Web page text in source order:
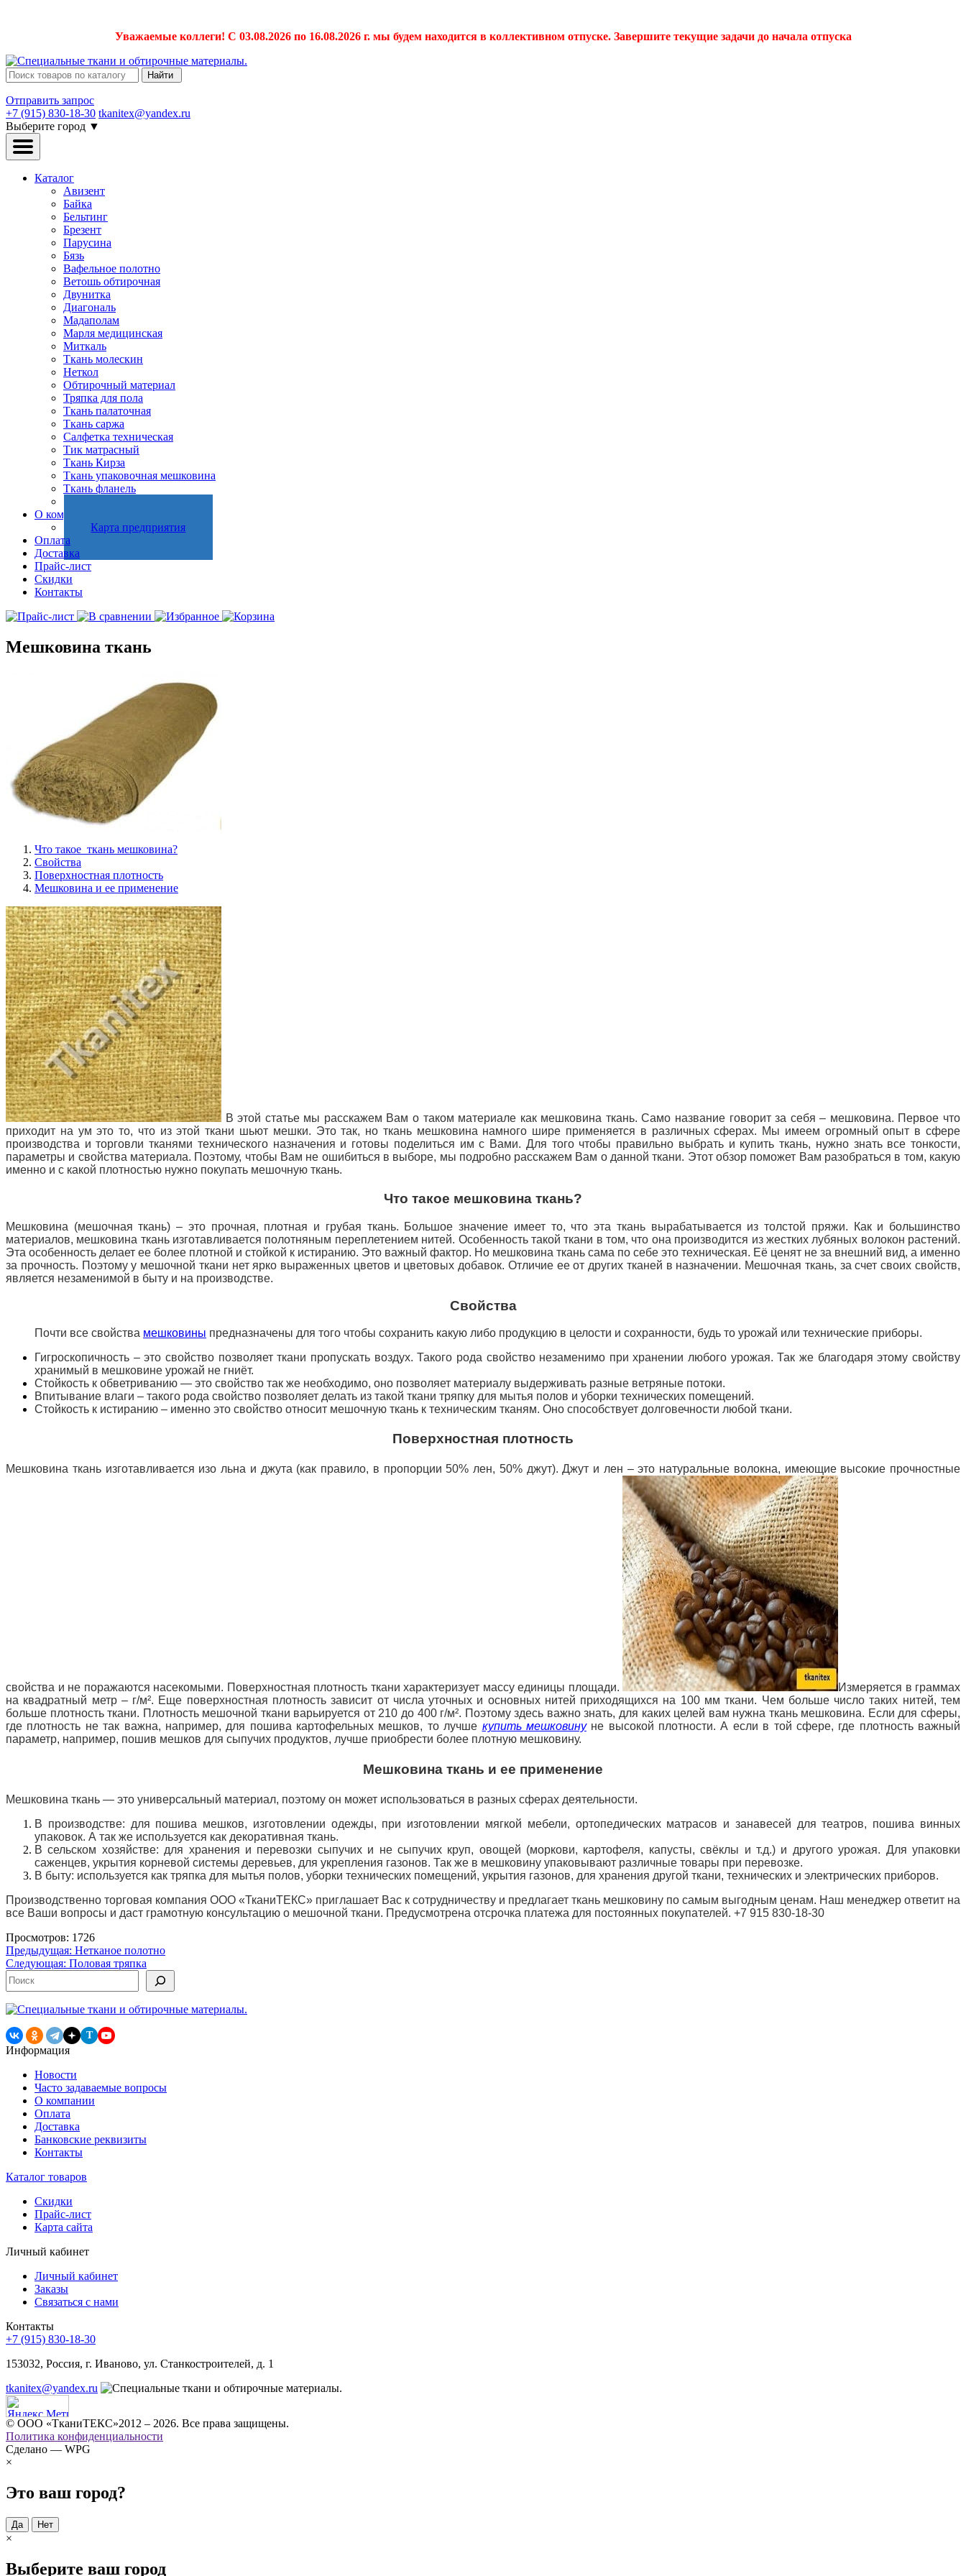
Уважаемые коллеги! С 03.08.2026 по 16.08.2026 г. мы будем находится в коллективном отпуске. Завершите текущие задачи до начала отпуска
Найти
Отправить запрос
+7 (915) 830-18-30 tkanitex@yandex.ru
Выберите город ▼
Каталог
Авизент
Байка
Бельтинг
Брезент
Парусина
Бязь
Вафельное полотно
Ветошь обтирочная
Двунитка
Диагональ
Мадаполам
Марля медицинская
Миткаль
Ткань молескин
Неткол
Обтирочный материал
Тряпка для пола
Ткань палаточная
Ткань саржа
Салфетка техническая
Тик матрасный
Ткань Кирза
Ткань упаковочная мешковина
Ткань фланель
О компании
Карта предприятия
Оплата
Доставка
Прайс-лист
Скидки
Контакты
Мешковина ткань
Что такое ткань мешковина?
Свойства
Поверхностная плотность
Мешковина и ее применение
В этой статье мы расскажем Вам о таком материале как мешковина ткань. Само название говорит за себя – мешковина. Первое что
приходит на ум это то, что из этой ткани шьют мешки. Это так, но ткань мешковина намного шире применяется в различных сферах. Мы имеем огромный опыт в сфере
производства и торговли тканями технического назначения и готовы поделиться им с Вами. Для того чтобы правильно выбрать и купить ткань, нужно знать все тонкости,
параметры и свойства материала. Поэтому, чтобы Вам не ошибиться в выборе, мы подробно расскажем Вам о данной ткани. Этот обзор поможет Вам разобраться в том, какую
именно и с какой плотностью нужно покупать мешочную ткань.
Что такое мешковина ткань?
Мешковина (мешочная ткань) – это прочная, плотная и грубая ткань. Большое значение имеет то, что эта ткань вырабатывается из толстой пряжи. Как и большинство
материалов, мешковина ткань изготавливается полотняным переплетением нитей. Особенность такой ткани в том, что она производится из жестких лубяных волокон растений.
Эта особенность делает ее более плотной и стойкой к истиранию. Это важный фактор. Но мешковина ткань сама по себе это техническая. Её ценят не за внешний вид, а именно
за прочность. Поэтому у мешочной ткани нет ярко выраженных цветов и цветовых добавок. Отличие ее от других тканей в назначении. Мешочная ткань, за счет своих свойств,
является незаменимой в быту и на производстве.
Свойства
Почти все свойства мешковины предназначены для того чтобы сохранить какую либо продукцию в целости и сохранности, будь то урожай или технические приборы.
Гигроскопичность – это свойство позволяет ткани пропускать воздух. Такого рода свойство незаменимо при хранении любого урожая. Так же благодаря этому свойству
хранимый в мешковине урожай не гниёт.
Стойкость к обветриванию — это свойство так же необходимо, оно позволяет материалу выдерживать разные ветряные потоки.
Впитывание влаги – такого рода свойство позволяет делать из такой ткани тряпку для мытья полов и уборки технических помещений.
Стойкость к истиранию – именно это свойство относит мешочную ткань к техническим тканям. Оно способствует долговечности любой ткани.
Поверхностная плотность
Мешковина ткань изготавливается изо льна и джута (как правило, в пропорции 50% лен, 50% джут). Джут и лен – это натуральные волокна, имеющие высокие прочностные
свойства и не поражаются насекомыми. Поверхностная плотность ткани характеризует массу единицы площади.
Измеряется в граммах
на квадратный метр – г/м². Еще поверхностная плотность зависит от числа уточных и основных нитей приходящихся на 100 мм ткани. Чем больше число таких нитей, тем
больше плотность ткани. Плотность мешочной ткани варьируется от 210 до 400 г/м². Поэтому здесь важно знать, для каких целей вам нужна ткань мешковина. Если для сферы,
где плотность не так важна, например, для пошива картофельных мешков, то лучше купить мешковинуне высокой плотности. А если в той сфере, где плотность важный
параметр, например, пошив мешков для сыпучих продуктов, лучше приобрести более плотную мешковину.
Мешковина ткань и ее применение
Мешковина ткань — это универсальный материал, поэтому он может использоваться в разных сферах деятельности.
В производстве: для пошива мешков, изготовлении одежды, при изготовлении мягкой мебели, ортопедических матрасов и занавесей для театров, пошива винных
упаковок. А так же используется как декоративная ткань.
В сельском хозяйстве: для хранения и перевозки сыпучих и не сыпучих круп, овощей (моркови, картофеля, капусты, свёклы и т.д.) и другого урожая. Для упаковки
саженцев, укрытия корневой системы деревьев, для укрепления газонов. Так же в мешковину упаковывают различные товары при перевозке.
В быту: используется как тряпка для мытья полов, уборки технических помещений, укрытия газонов, для хранения другой ткани, технических и электрических приборов.
Производственно торговая компания ООО «ТканиТЕКС» приглашает Вас к сотрудничеству и предлагает ткань мешковину по самым выгодным ценам. Наш менеджер ответит на
все Ваши вопросы и даст грамотную консультацию о мешочной ткани. Предусмотрена отсрочка платежа для постоянных покупателей. +7 915 830-18-30
Просмотров: 1726
Навигация
по
записям
Предыдущая: Нетканое полотно
Следующая: Половая тряпка
Поиск
T
Информация
Новости
Часто задаваемые вопросы
О компании
Оплата
Доставка
Банковские реквизиты
Контакты
Каталог товаров
Скидки
Прайс-лист
Карта сайта
Личный кабинет
Личный кабинет
Заказы
Связаться с нами
Контакты
+7 (915) 830-18-30
153032, Россия, г. Иваново, ул. Станкостроителей, д. 1
tkanitex@yandex.ru
© ООО «ТканиТЕКС»2012 – 2026. Все права защищены.
Политика конфиденциальности
Сделано — WPG
×
Это ваш город?
Да Нет
×
Выберите ваш город